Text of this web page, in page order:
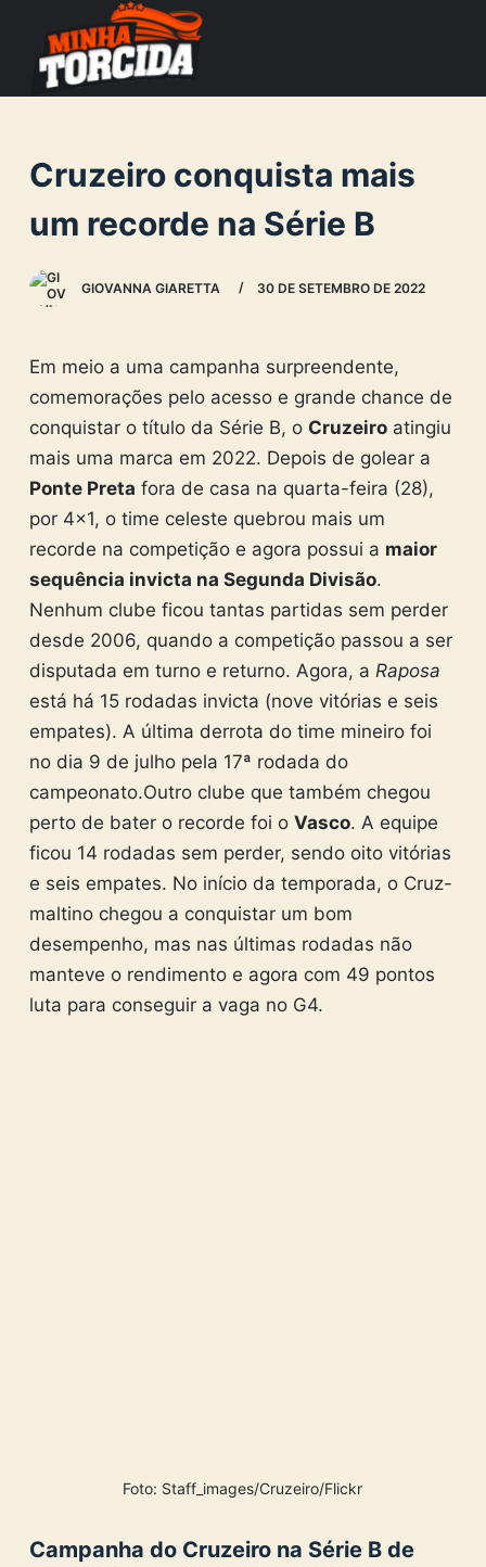
o
o
n
Cruzeiro conquista mais
um recorde na Série B
GIOVANNA GIARETTA 30 DE SETEMBRO DE 2022
Em meio a uma campanha surpreendente,
comemorações pelo acesso e grande chance de
conquistar o título da Série B, o Cruzeiroatingiu
mais uma marca em 2022. Depois de golear a
Ponte Preta fora de casa na quarta-feira (28),
por 4×1, o time celeste quebrou mais um
recorde na competição e agora possui a maior
sequência invicta na Segunda Divisão.
Nenhum clube ficou tantas partidas sem perder
desde 2006, quando a competição passou a ser
disputada em turno e returno. Agora, a Raposa
está há 15 rodadas invicta (nove vitórias e seis
empates). A última derrota do time mineiro foi
no dia 9 de julho pela 17ª rodada do
campeonato.Outro clube que também chegou
perto de bater o recorde foi o Vasco. A equipe
ficou 14 rodadas sem perder, sendo oito vitórias
e seis empates. No início da temporada, o Cruz-
maltino chegou a conquistar um bom
desempenho, mas nas últimas rodadas não
manteve o rendimento e agora com 49 pontos
luta para conseguir a vaga no G4.
Foto: Staff_images/Cruzeiro/Flickr
Campanha do Cruzeiro na Série B de